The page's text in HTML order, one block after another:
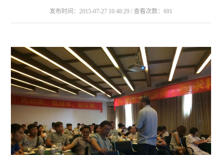
发布时间：2015-07-27 10:48:29 / 查看次数：691